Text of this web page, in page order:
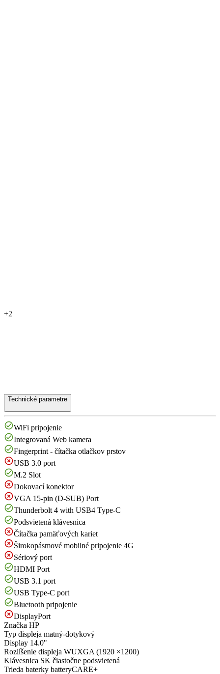
+2
Technické parametre
WiFi pripojenie
Integrovaná Web kamera
Fingerprint - čítačka otlačkov prstov
USB 3.0 port
M.2 Slot
Dokovací konektor
VGA 15-pin (D-SUB) Port
Thunderbolt 4 with USB4 Type-C
Podsvietená klávesnica
Čítačka pamäťových kariet
Širokopásmové mobilné pripojenie 4G
Sériový port
HDMI Port
USB 3.1 port
USB Type-C port
Bluetooth pripojenie
DisplayPort
Značka HP
Typ displeja matný-dotykový
Display 14.0"
Rozlíšenie displeja WUXGA (1920 ×1200)
Klávesnica SK čiastočne podsvietená
Trieda baterky batteryCARE+